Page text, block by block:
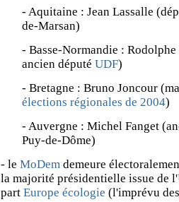
- Aquitaine : Jean Lassalle
de-Marsan)
- Basse-Normandie :
ancien député UDF)
- Bretagne : Bruno Joncour
élections régionales de 2004)
- Auvergne : Michel Fanget
Puy-de-Dôme)
- le MoDem demeure
la majorité présidentielle issue de l'
part Europe écologie (l'imprévu